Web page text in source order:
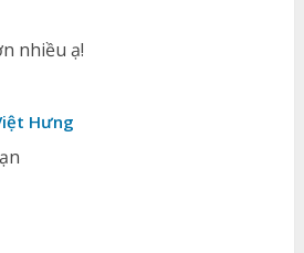
nhiều ạ!
Hưng